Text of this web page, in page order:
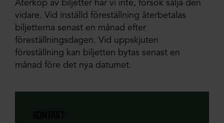
Återköp av biljetter har vi inte, försök sälja den
vidare. Vid inställd föreställning återbetalas
biljetterna senast en månad efter
föreställningsdagen. Vid uppskjuten
föreställning kan biljetten bytas senast en
månad före det nya datumet.